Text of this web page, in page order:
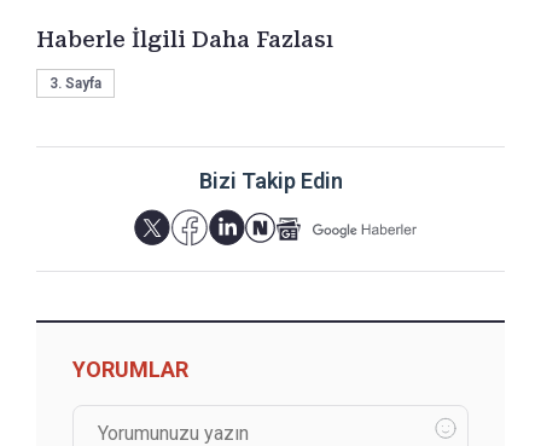
Haberle İlgili Daha Fazlası
3. Sayfa
Bizi Takip Edin
YORUMLAR